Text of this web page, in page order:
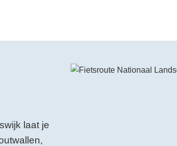
laat je
Bekijk de video op YouTube